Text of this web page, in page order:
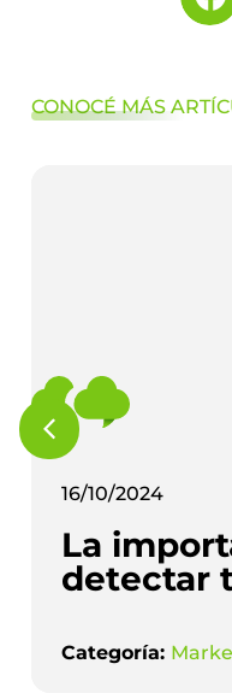
CONOCÉ MÁS
16/10/2024
La
detectar
Categoría: